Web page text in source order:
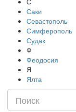
Саки
Севастополь
Симферополь
Судак
Ф
Феодосия
Я
Ялта